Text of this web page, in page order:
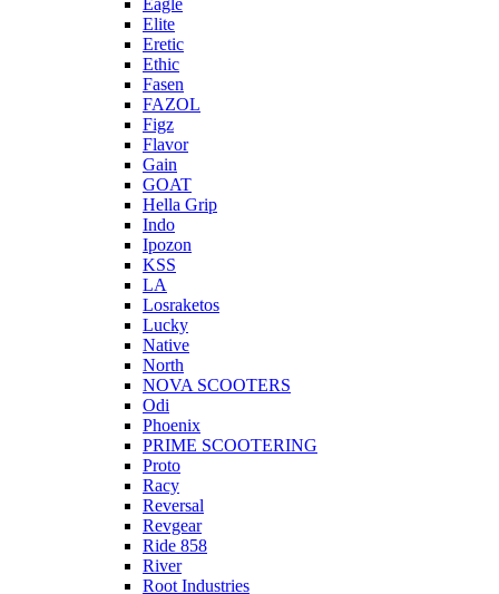
Eagle
Elite
Eretic
Ethic
Fasen
FAZOL
Figz
Flavor
Gain
GOAT
Hella Grip
Indo
Ipozon
KSS
LA
Losraketos
Lucky
Native
North
NOVA SCOOTERS
Odi
Phoenix
PRIME SCOOTERING
Proto
Racy
Reversal
Revgear
Ride 858
River
Root Industries